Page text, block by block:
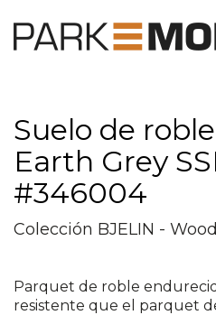
Suelo de
Earth Grey
#346004
Colección BJELIN -
Parquet de roble
resistente que el parquet